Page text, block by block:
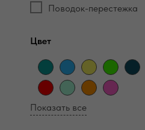
Поводок-перестежка
Цвет
Показать все